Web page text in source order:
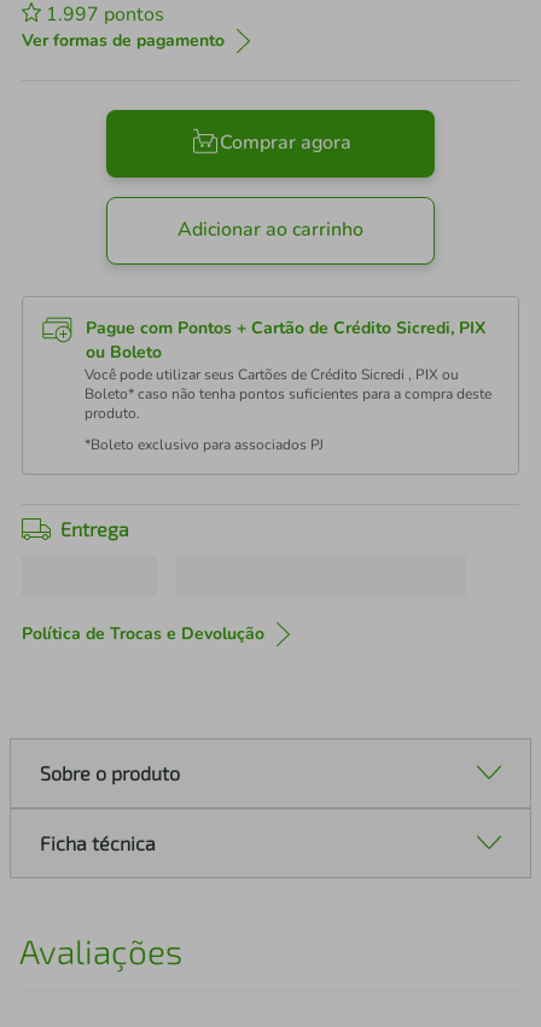
1.997 pontos
Ver formas de pagamento
Comprar agora
Adicionar ao carrinho
Pague com Pontos + Cartão de Crédito Sicredi, PIX
ou Boleto
Você pode utilizar seus Cartões de Crédito Sicredi , PIX ou
Boleto* caso não tenha pontos suficientes para a compra deste
produto.
*Boleto exclusivo para associados PJ
Entrega
Política de Trocas e Devolução
Sobre o produto
Ficha técnica
Avaliações